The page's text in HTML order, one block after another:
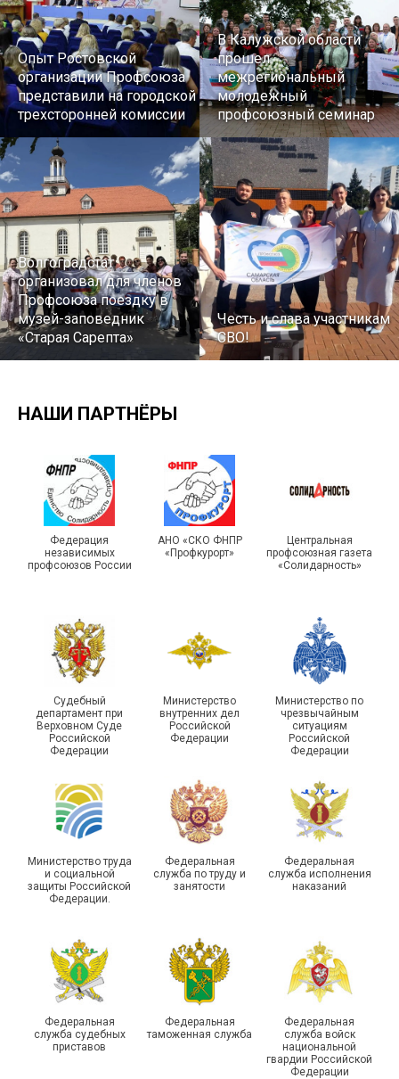
Опыт Ростовской
организации Профсоюза
представили на городской
трехсторонней комиссии
В Калужской области
прошел
межрегиональный
молодежный
профсоюзный семинар
Волгоградстат
организовал для членов
Профсоюза поездку в
музей-заповедник
«Старая Сарепта»
Честь и слава участникам
СВО!
IX Туристический слёт
Московской городской
организации Профсоюза
Турслет и Спартакиада –
праздники спорта и
туризма прошли в Омской
области
Чествование ветеранов
боевых действий
Самарской области
Подписано соглашение с
области
Единство традиций и сила
организаций ГУФСИН
России по Пермскому
краю приняли участие в
туристическом слете
НАШИ ПАРТНЁРЫ
Федерация
независимых
профсоюзов России
АНО «СКО ФНПР
«Профкурорт»
Центральная
профсоюзная газета
«Солидарность»
Судебный
департамент при
Верховном Суде
Российской
Федерации
Министерство
внутренних дел
Российской
Федерации
Министерство по
чрезвычайным
ситуациям
Российской
Федерации
Министерство труда
и социальной
защиты Российской
Федерации.
Федеральная
служба по труду и
занятости
Федеральная
служба исполнения
наказаний
Федеральная
служба судебных
приставов
Федеральная
таможенная служба
Федеральная
служба войск
национальной
гвардии Российской
Федерации